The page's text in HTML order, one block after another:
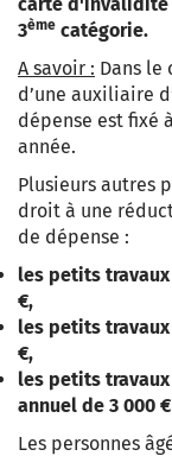
3ème catégorie.
A savoir : Dans le
d’une auxiliaire
dépense est fixé
année.
Plusieurs autres
droit à une
de dépense :
les petits
€,
les petits
€,
les petits
annuel de 3 000 €
Les personnes